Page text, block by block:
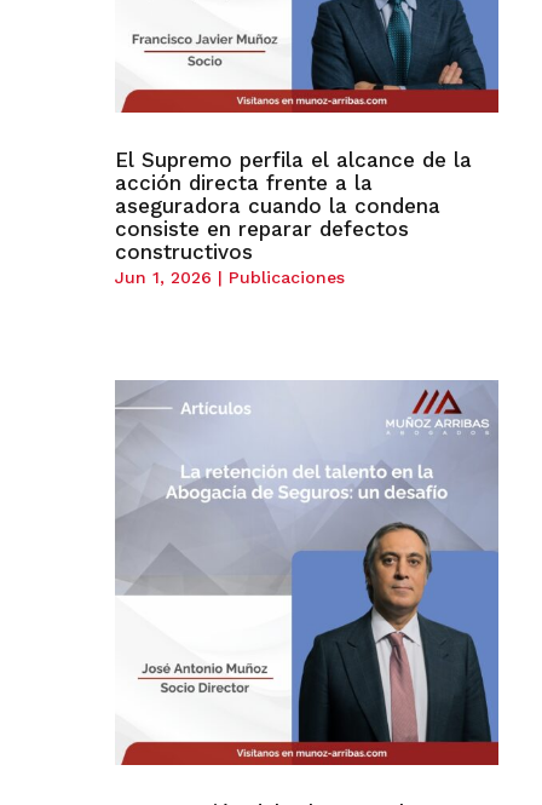
El Supremo perfila el alcance de la
acción directa frente a la
aseguradora cuando la condena
consiste en reparar defectos
constructivos
Jun 1, 2026 | Publicaciones